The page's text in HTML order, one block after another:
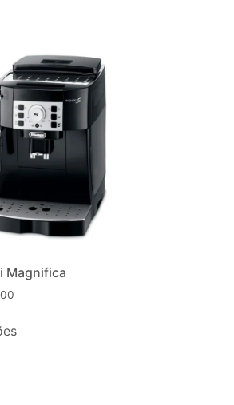
Magnifica